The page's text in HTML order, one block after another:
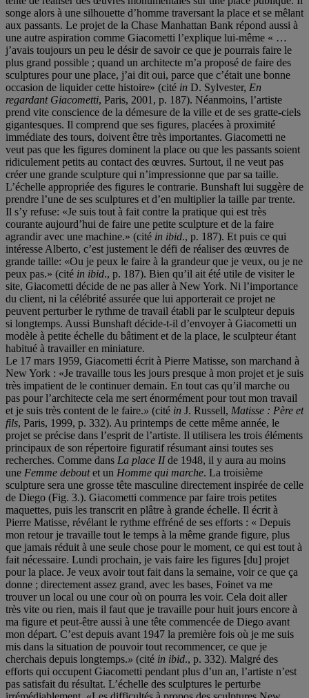
songe alors à une silhouette d’homme traversant la place et se mêlant
aux passants. Le projet de la Chase Manhattan Bank répond aussi à
une autre aspiration comme Giacometti l’explique lui-même « …
j’avais toujours un peu le désir de savoir ce que je pourrais faire le
plus grand possible ; quand un architecte m’a proposé de faire des
sculptures pour une place, j’ai dit oui, parce que c’était une bonne
occasion de liquider cette histoire» (cité in D. Sylvester, En
regardant Giacometti, Paris, 2001, p. 187). Néanmoins, l’artiste
prend vite conscience de la démesure de la ville et de ses gratte-ciels
gigantesques. Il comprend que ses figures, placées à proximité
immédiate des tours, doivent être très importantes. Giacometti ne
veut pas que les figures dominent la place ou que les passants soient
ridiculement petits au contact des œuvres. Surtout, il ne veut pas
créer une grande sculpture qui n’impressionne que par sa taille.
L’échelle appropriée des figures le contrarie. Bunshaft lui suggère de
prendre l’une de ses sculptures et d’en multiplier la taille par trente.
Il s’y refuse: «Je suis tout à fait contre la pratique qui est très
courante aujourd’hui de faire une petite sculpture et de la faire
agrandir avec une machine.» (cité in ibid., p. 187). Et puis ce qui
intéresse Alberto, c’est justement le défi de réaliser des œuvres de
grande taille: «Ou je peux le faire à la grandeur que je veux, ou je ne
peux pas.» (cité in ibid., p. 187). Bien qu’il ait été utile de visiter le
site, Giacometti décide de ne pas aller à New York. Ni l’importance
du client, ni la célébrité assurée que lui apporterait ce projet ne
peuvent perturber le rythme de travail établi par le sculpteur depuis
si longtemps. Aussi Bunshaft décide-t-il d’envoyer à Giacometti un
modèle à petite échelle du bâtiment et de la place, le sculpteur étant
habitué à travailler en miniature.
Le 17 mars 1959, Giacometti écrit à Pierre Matisse, son marchand à
New York : «Je travaille tous les jours presque à mon projet et je suis
très impatient de le continuer demain. En tout cas qu’il marche ou
pas pour l’architecte cela me sert énormément pour tout mon travail
et je suis très content de le faire.» (cité in J. Russell, Matisse : Père et
fils, Paris, 1999, p. 332). Au printemps de cette même année, le
projet se précise dans l’esprit de l’artiste. Il utilisera les trois éléments
principaux de son répertoire figuratif résumant ainsi toutes ses
recherches. Comme dans La place IIde 1948, il y aura au moins
une Femme deboutet un Homme qui marche. La troisième
sculpture sera une grosse tête masculine directement inspirée de celle
de Diego (Fig. 3.). Giacometti commence par faire trois petites
maquettes, puis les transcrit en plâtre à grande échelle. Il écrit à
Pierre Matisse, révélant le rythme effréné de ses efforts : « Depuis
mon retour je travaille tout le temps à la même grande figure, plus
que jamais réduit à une seule chose pour le moment, ce qui est tout à
fait nécessaire. Lundi prochain, je vais faire les figures [du] projet
pour la place. Je veux avoir tout fait dans la semaine, voir ce que ça
donne ; directement assez grand, avec les bases, Foinet va me
trouver un local ou une cour où on pourra les voir. Cela doit aller
très vite ou rien, mais il faut que je travaille pour huit jours encore à
ma figure et peut-être aussi à une tête commencée de Diego avant
mon départ. C’est depuis avant 1947 la première fois où je me suis
mis dans la situation de pouvoir tout recommencer, ce que je
cherchais depuis longtemps.» (cité in ibid., p. 332). Malgré des
efforts qui occupent Giacometti pendant plus d’un an, l’artiste n’est
pas satisfait du résultat. L’échelle des sculptures le perturbe